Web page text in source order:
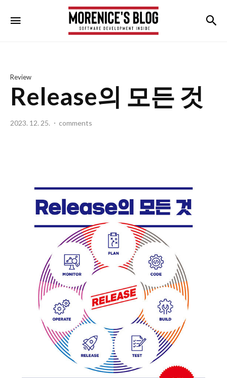
morenice's
blog
Review
Release의 모든 것
2023. 12. 25. comments